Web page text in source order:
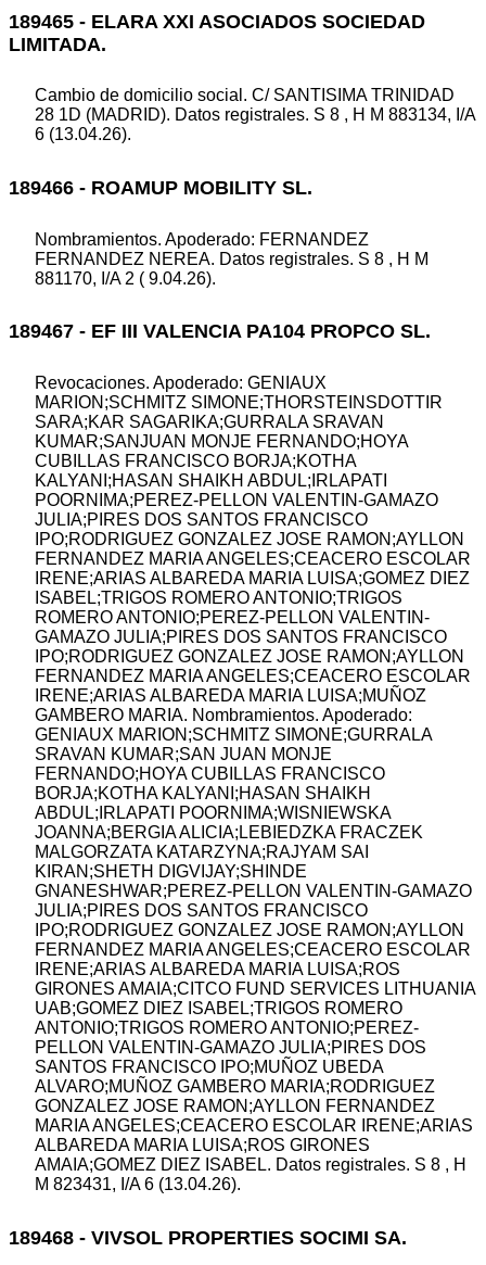
189465 - ELARA XXI ASOCIADOS SOCIEDAD
LIMITADA.
Cambio de domicilio social. C/ SANTISIMA TRINIDAD
28 1D (MADRID). Datos registrales. S 8 , H M 883134, I/A
6 (13.04.26).
189466 - ROAMUP MOBILITY SL.
Nombramientos. Apoderado: FERNANDEZ
FERNANDEZ NEREA. Datos registrales. S 8 , H M
881170, I/A 2 ( 9.04.26).
189467 - EF III VALENCIA PA104 PROPCO SL.
Revocaciones. Apoderado: GENIAUX
MARION;SCHMITZ SIMONE;THORSTEINSDOTTIR
SARA;KAR SAGARIKA;GURRALA SRAVAN
KUMAR;SANJUAN MONJE FERNANDO;HOYA
CUBILLAS FRANCISCO BORJA;KOTHA
KALYANI;HASAN SHAIKH ABDUL;IRLAPATI
POORNIMA;PEREZ-PELLON VALENTIN-GAMAZO
JULIA;PIRES DOS SANTOS FRANCISCO
IPO;RODRIGUEZ GONZALEZ JOSE RAMON;AYLLON
FERNANDEZ MARIA ANGELES;CEACERO ESCOLAR
IRENE;ARIAS ALBAREDA MARIA LUISA;GOMEZ DIEZ
ISABEL;TRIGOS ROMERO ANTONIO;TRIGOS
ROMERO ANTONIO;PEREZ-PELLON VALENTIN-
GAMAZO JULIA;PIRES DOS SANTOS FRANCISCO
IPO;RODRIGUEZ GONZALEZ JOSE RAMON;AYLLON
FERNANDEZ MARIA ANGELES;CEACERO ESCOLAR
IRENE;ARIAS ALBAREDA MARIA LUISA;MUÑOZ
GAMBERO MARIA. Nombramientos. Apoderado:
GENIAUX MARION;SCHMITZ SIMONE;GURRALA
SRAVAN KUMAR;SAN JUAN MONJE
FERNANDO;HOYA CUBILLAS FRANCISCO
BORJA;KOTHA KALYANI;HASAN SHAIKH
ABDUL;IRLAPATI POORNIMA;WISNIEWSKA
JOANNA;BERGIA ALICIA;LEBIEDZKA FRACZEK
MALGORZATA KATARZYNA;RAJYAM SAI
KIRAN;SHETH DIGVIJAY;SHINDE
GNANESHWAR;PEREZ-PELLON VALENTIN-GAMAZO
JULIA;PIRES DOS SANTOS FRANCISCO
IPO;RODRIGUEZ GONZALEZ JOSE RAMON;AYLLON
FERNANDEZ MARIA ANGELES;CEACERO ESCOLAR
IRENE;ARIAS ALBAREDA MARIA LUISA;ROS
GIRONES AMAIA;CITCO FUND SERVICES LITHUANIA
UAB;GOMEZ DIEZ ISABEL;TRIGOS ROMERO
ANTONIO;TRIGOS ROMERO ANTONIO;PEREZ-
PELLON VALENTIN-GAMAZO JULIA;PIRES DOS
SANTOS FRANCISCO IPO;MUÑOZ UBEDA
ALVARO;MUÑOZ GAMBERO MARIA;RODRIGUEZ
GONZALEZ JOSE RAMON;AYLLON FERNANDEZ
MARIA ANGELES;CEACERO ESCOLAR IRENE;ARIAS
ALBAREDA MARIA LUISA;ROS GIRONES
AMAIA;GOMEZ DIEZ ISABEL. Datos registrales. S 8 , H
M 823431, I/A 6 (13.04.26).
189468 - VIVSOL PROPERTIES SOCIMI SA.